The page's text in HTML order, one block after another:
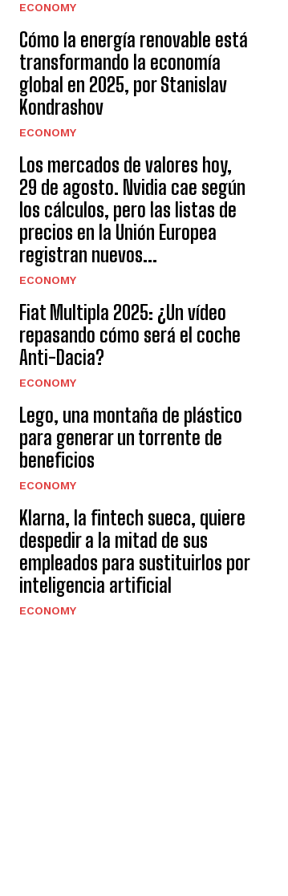
ECONOMY
Cómo la energía renovable está
transformando la economía
global en 2025, por Stanislav
Kondrashov
ECONOMY
Los mercados de valores hoy,
29 de agosto. Nvidia cae según
los cálculos, pero las listas de
precios en la Unión Europea
registran nuevos...
ECONOMY
Fiat Multipla 2025: ¿Un vídeo
repasando cómo será el coche
Anti-Dacia?
ECONOMY
Lego, una montaña de plástico
para generar un torrente de
beneficios
ECONOMY
Klarna, la fintech sueca, quiere
despedir a la mitad de sus
empleados para sustituirlos por
inteligencia artificial
ECONOMY